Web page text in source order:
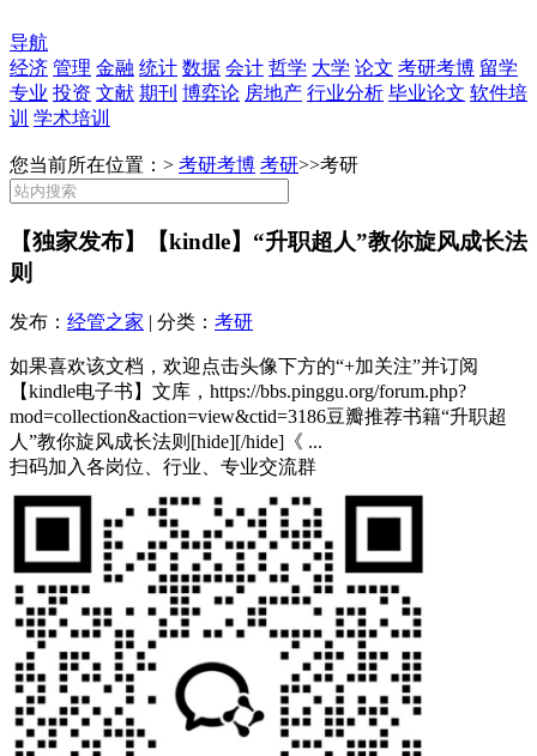
导航
经济 管理 金融 统计 数据 会计 哲学 大学 论文 考研考博 留学
专业 投资 文献 期刊 博弈论 房地产 行业分析 毕业论文 软件培
训 学术培训
您当前所在位置：> 考研考博 考研>>考研
【独家发布】【kindle】“升职超人”教你旋风成长法
则
发布： 经管之家 | 分类： 考研
如果喜欢该文档，欢迎点击头像下方的“+加关注”并订阅
【kindle电子书】文库，https://bbs.pinggu.org/forum.php?
mod=collection&action=view&ctid=3186豆瓣推荐书籍“升职超
人”教你旋风成长法则[hide][/hide]《 ...
扫码加入各岗位、行业、专业交流群